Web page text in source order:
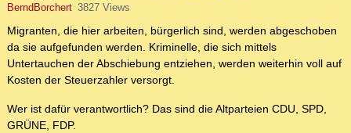
BerndBorchert 3827 Views
Migranten, die hier arbeiten, bürgerlich sind, werden abgeschoben
da sie aufgefunden werden. Kriminelle, die sich mittels
Untertauchen der Abschiebung entziehen, werden weiterhin voll auf
Kosten der Steuerzahler versorgt.
Wer ist dafür verantwortlich? Das sind die Altparteien CDU, SPD,
GRÜNE, FDP.